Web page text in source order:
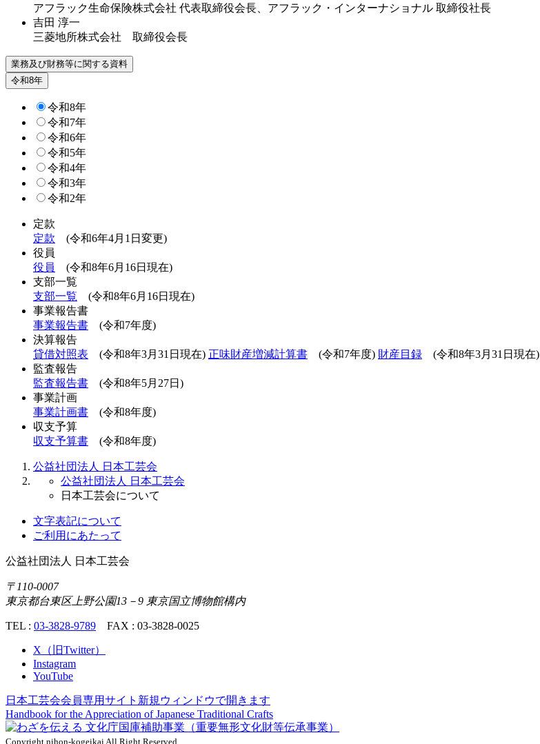
アフラック生命保険株式会社 代表取締役会長、 アフラック・インターナショナル 取締役社長
吉田 淳一
三菱地所株式会社 取締役会長
業務及び財務等に関する資料
令和8年
令和8年
令和7年
令和6年
令和5年
令和4年
令和3年
令和2年
定款
定款
(令和6年4月1日変更)
役員
役員
(令和8年6月16日現在)
支部一覧
支部一覧
(令和8年6月16日現在)
事業報告書
事業報告書
(令和7年度)
決算報告
貸借対照表
(令和8年3月31日現在) 正味財産増減計算書 (令和7年度) 財産目録
(令和8年3月31日現在)
監査報告
監査報告書
(令和8年5月27日)
事業計画
事業計画書
(令和8年度)
収支予算
収支予算書
(令和8年度)
公益社団法人 日本工芸会
公益社団法人 日本工芸会
日本工芸会について
文字表記について
ご利用にあたって
公益社団法人 日本工芸会
〒110-0007
東京都台東区上野公園13－9 東京国立博物館構内
TEL : 03-3828-9789 FAX : 03-3828-0025
X（旧Twitter）
Instagram
YouTube
日本工芸会会員専用サイト 新規ウィンドウで開きます
Handbook for the Appreciation ofJapanese Traditional Crafts
Copyright nihon-kogeikai All Right Reserved.